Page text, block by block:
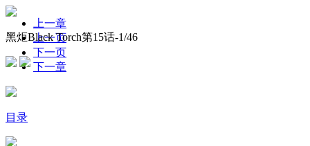
黑炬Black Torch第15话-1/46
上一章
上一页
下一页
下一章
目录